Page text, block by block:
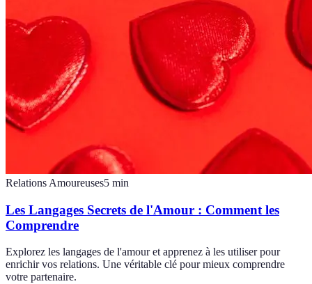
Relations Amoureuses5 min
Les Langages Secrets de l'Amour : Comment les
Comprendre
Explorez les langages de l'amour et apprenez à les utiliser pour
enrichir vos relations. Une véritable clé pour mieux comprendre
votre partenaire.